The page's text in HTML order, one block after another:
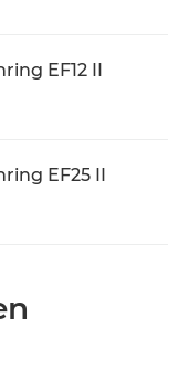
EF12 II
EF25 II